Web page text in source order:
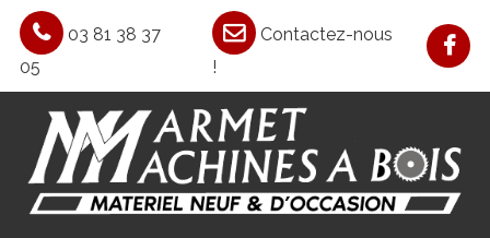
03 81 38 37
05
Contactez-nous
!